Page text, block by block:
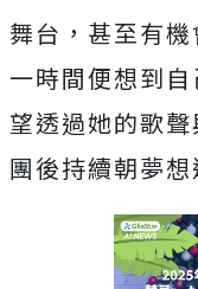
舞台， 甚至有機
一時間便想到自
望透過她的歌
團後持續朝夢想